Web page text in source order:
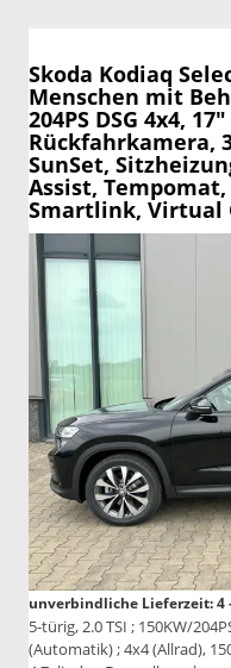
Skoda Kodiaq
Menschen mit
204PS DSG 4x4,
Rückfahrkamera,
SunSet,
Assist,
Smartlink, Virtual
unverbindliche Lieferzeit: 4
5-türig, 2.0 TSI ; 150KW/
(Automatik) ; 4x4 (Allrad),